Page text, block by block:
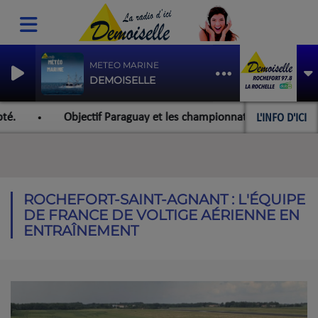
METEO MARINE
DEMOISELLE
L'INFO D'ICI
Objectif Paraguay et les championnats du monde pour
ROCHEFORT-SAINT-AGNANT : L'ÉQUIPE
DE FRANCE DE VOLTIGE AÉRIENNE EN
ENTRAÎNEMENT